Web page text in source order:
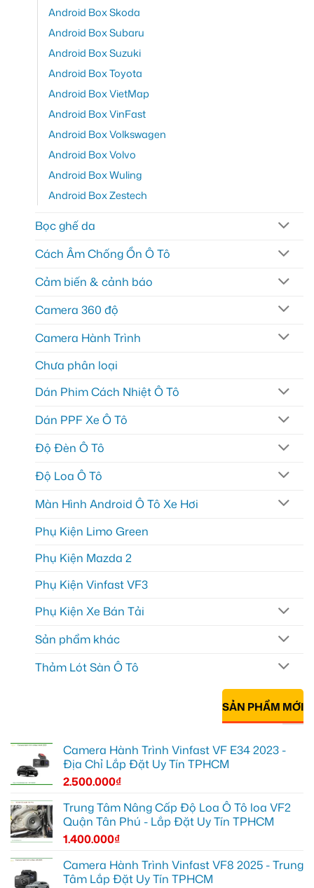
Android Box Skoda
Android Box Subaru
Android Box Suzuki
Android Box Toyota
Android Box VietMap
Android Box VinFast
Android Box Volkswagen
Android Box Volvo
Android Box Wuling
Android Box Zestech
Bọc ghế da
Cách Âm Chống Ồn Ô Tô
Cảm biến & cảnh báo
Camera 360 độ
Camera Hành Trình
Chưa phân loại
Dán Phim Cách Nhiệt Ô Tô
Dán PPF Xe Ô Tô
Độ Đèn Ô Tô
Độ Loa Ô Tô
Màn Hình Android Ô Tô Xe Hơi
Phụ Kiện Limo Green
Phụ Kiện Mazda 2
Phụ Kiện Vinfast VF3
Phụ Kiện Xe Bán Tải
Sản phẩm khác
Thảm Lót Sàn Ô Tô
SẢN PHẨM MỚI
Camera Hành Trình Vinfast VF E34 2023 -
Địa Chỉ Lắp Đặt Uy Tín TPHCM
2.500.000₫
Trung Tâm Nâng Cấp Độ Loa Ô Tô loa VF2
Quận Tân Phú - Lắp Đặt Uy Tín TPHCM
1.400.000₫
Camera Hành Trình Vinfast VF8 2025 - Trung
Tâm Lắp Đặt Uy Tín TPHCM